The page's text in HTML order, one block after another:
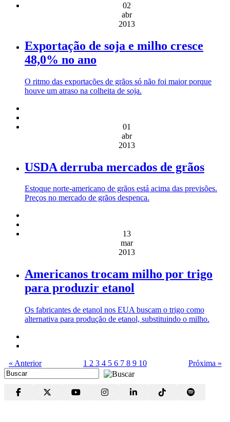
02
abr
2013
Exportação de soja e milho cresce
48,0% no ano
O ritmo das exportações de grãos só não foi maior porque
houve um atraso na colheita de soja.
01
abr
2013
USDA derruba mercados de grãos
Estoque norte-americano de grãos está acima das previsões.
Preços no mercado de grãos despenca.
13
mar
2013
Americanos trocam milho por trigo
para produzir etanol
Os fabricantes de etanol nos EUA buscam o trigo como
alternativa para produção de etanol, substituindo o milho.
« Anterior 1 2 3 4 5 6 7 8 9 10 Próxima »